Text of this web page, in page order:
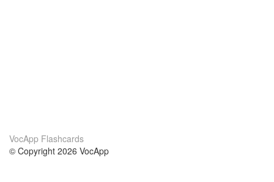
VocApp Flashcards
© Copyright 2026 VocApp